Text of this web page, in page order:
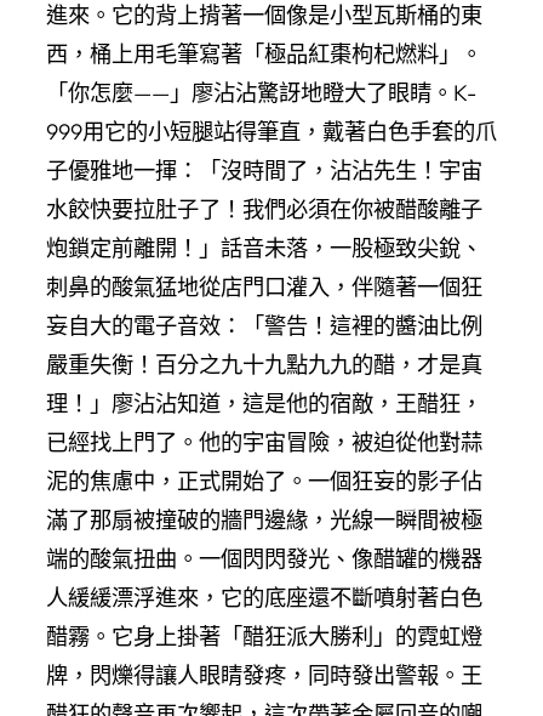
進來。它的背上揹著一個像是小型瓦斯桶的東
西，桶上用毛筆寫著「極品紅棗枸杞燃料」。
「你怎麼——」廖沾沾驚訝地瞪大了眼睛。K-
999用它的小短腿站得筆直，戴著白色手套的爪
子優雅地一揮：「沒時間了，沾沾先生！宇宙
水餃快要拉肚子了！我們必須在你被醋酸離子
炮鎖定前離開！」話音未落，一股極致尖銳、
刺鼻的酸氣猛地從店門口灌入，伴隨著一個狂
妄自大的電子音效：「警告！這裡的醬油比例
嚴重失衡！百分之九十九點九九的醋，才是真
理！」廖沾沾知道，這是他的宿敵，王醋狂，
已經找上門了。他的宇宙冒險，被迫從他對蒜
泥的焦慮中，正式開始了。一個狂妄的影子佔
滿了那扇被撞破的牆門邊緣，光線一瞬間被極
端的酸氣扭曲。一個閃閃發光、像醋罐的機器
人緩緩漂浮進來，它的底座還不斷噴射著白色
醋霧。它身上掛著「醋狂派大勝利」的霓虹燈
牌，閃爍得讓人眼睛發疼，同時發出警報。王